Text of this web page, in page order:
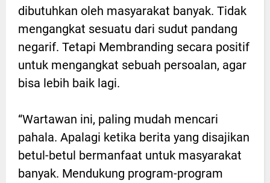
dibutuhkan oleh masyarakat banyak. Tidak
mengangkat sesuatu dari sudut pandang
negarif. Tetapi Membranding secara positif
untuk mengangkat sebuah persoalan, agar
bisa lebih baik lagi.
“Wartawan ini, paling mudah mencari
pahala. Apalagi ketika berita yang disajikan
betul-betul bermanfaat untuk masyarakat
banyak. Mendukung program-program